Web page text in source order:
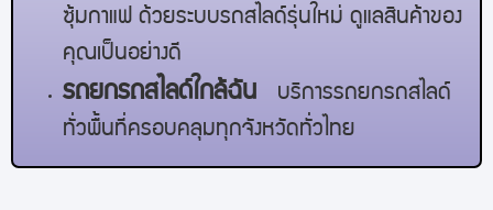
ซุ้มกาแฟ ด้วยระบบรถสไลด์รุ่นใหม่ ดูแลสินค้าของ
คุณเป็นอย่างดี
รถยกรถสไลด์ใกล้ฉัน
บริการรถยกรถสไลด์
ทั่วพื้นที่ครอบคลุมทุกจังหวัดทั่วไทย